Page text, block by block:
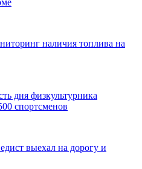
наличия топлива на
дня физкультурника
спортсменов
выехал на дорогу и